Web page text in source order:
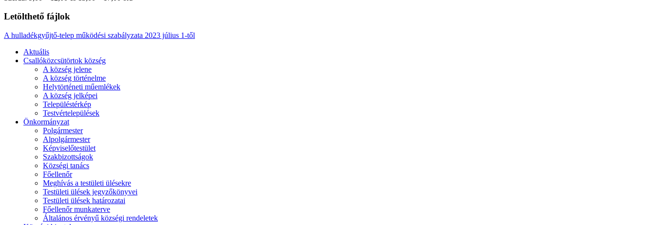
Letölthető fájlok
A hulladékgyűjtő-telep működési szabályzata 2023 július 1-től
Aktuális
Csallóközcsütörtok község
A község jelene
A község történelme
Helytörténeti műemlékek
A község jelképei
Településtérkép
Testvértelepülések
Önkormányzat
Polgármester
Alpolgármester
Képviselőtestület
Szakbizottságok
Községi tanács
Főellenőr
Meghívás a testületi ülésekre
Testületi ülések jegyzőkönyvei
Testületi ülések határozatai
Főellenőr munkaterve
Általános érvényű községi rendeletek